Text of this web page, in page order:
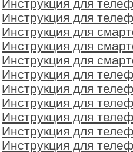
Инструкция для
Инструкция для
Инструкция для
Инструкция для
Инструкция для
Инструкция для
Инструкция для
Инструкция для
Инструкция для
Инструкция для
Инструкция для